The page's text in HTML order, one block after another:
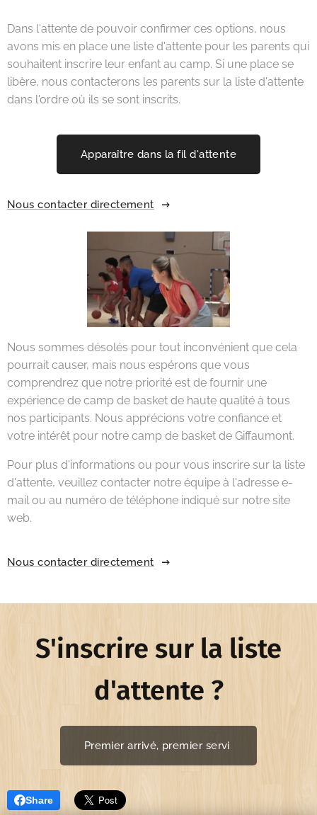
Dans l'attente de pouvoir confirmer ces options, nous
avons mis en place une liste d'attente pour les parents qui
souhaitent inscrire leur enfant au camp. Si une place se
libère, nous contacterons les parents sur la liste d'attente
dans l'ordre où ils se sont inscrits.
Apparaître dans la fil d'attente
Nous contacter directement
Nous sommes désolés pour tout inconvénient que cela
pourrait causer, mais nous espérons que vous
comprendrez que notre priorité est de fournir une
expérience de camp de basket de haute qualité à tous
nos participants. Nous apprécions votre confiance et
votre intérêt pour notre camp de basket de Giffaumont.
Pour plus d'informations ou pour vous inscrire sur la liste
d'attente, veuillez contacter notre équipe à l'adresse e-
mail ou au numéro de téléphone indiqué sur notre site
web.
Nous contacter directement
S'inscrire sur la liste
d'attente ?
Premier arrivé, premier servi
Share